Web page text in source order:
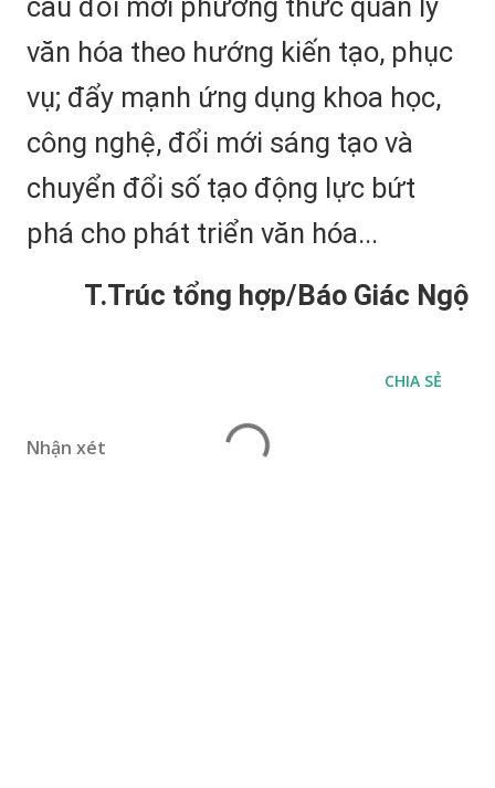
cầu đổi mới phương thức quản lý
văn hóa theo hướng kiến tạo, phục
vụ; đẩy mạnh ứng dụng khoa học,
công nghệ, đổi mới sáng tạo và
chuyển đổi số tạo động lực bứt
phá cho phát triển văn hóa...
T.Trúc tổng hợp/Báo Giác Ngộ
CHIA SẺ
Nhận xét